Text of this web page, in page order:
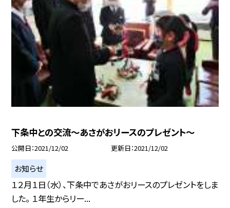
下条中との交流〜あさがおリースのプレゼント〜
公開日 2021/12/02 更新日 2021/12/02
お知らせ
１２月１日（水）、下条中であさがおリースのプレゼントをしま
した。 １年生からリー...